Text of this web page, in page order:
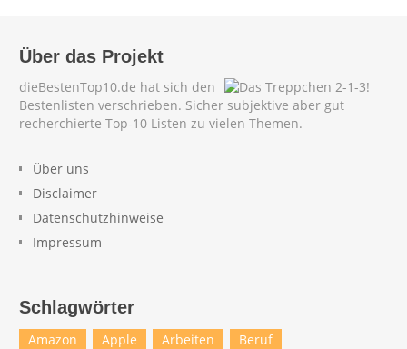
Über das Projekt
dieBestenTop10.de hat sich den
Bestenlisten verschrieben. Sicher subjektive aber gut
recherchierte Top-10 Listen zu vielen Themen.
Über uns
Disclaimer
Datenschutzhinweise
Impressum
Schlagwörter
Amazon Apple Arbeiten
Beruf